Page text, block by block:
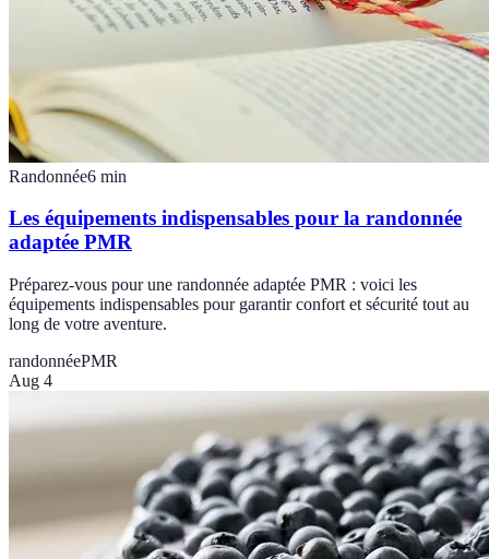
Randonnée6 min
Les équipements indispensables pour la randonnée
adaptée PMR
Préparez-vous pour une randonnée adaptée PMR : voici les
équipements indispensables pour garantir confort et sécurité tout au
long de votre aventure.
randonnéePMR
Aug 4